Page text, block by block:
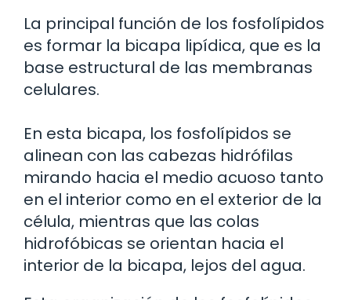
La principal función de los fosfolípidos
es formar la bicapa lipídica, que es la
base estructural de las membranas
celulares.
En esta bicapa, los fosfolípidos se
alinean con las cabezas hidrófilas
mirando hacia el medio acuoso tanto
en el interior como en el exterior de la
célula, mientras que las colas
hidrofóbicas se orientan hacia el
interior de la bicapa, lejos del agua.